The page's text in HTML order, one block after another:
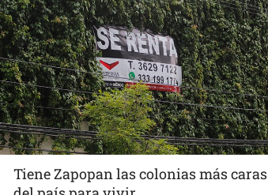
Tiene Zapopan las colonias más caras